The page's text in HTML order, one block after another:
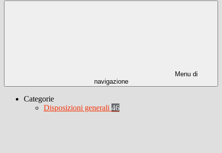
Menu di
navigazione
Categorie
Disposizioni generali 46